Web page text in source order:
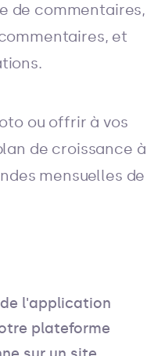
de commentaires,
et
ou offrir à vos
de croissance à
mensuelles de
l'application
plateforme